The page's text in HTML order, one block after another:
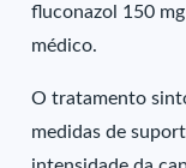
fluconazol 150
médico.
O tratamento
medidas de